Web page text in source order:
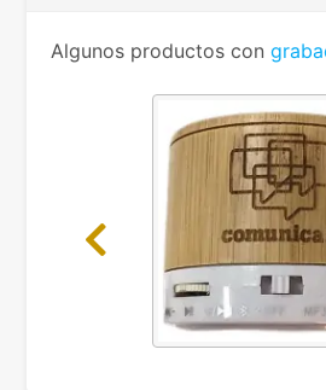
Algunos productos con
Previous